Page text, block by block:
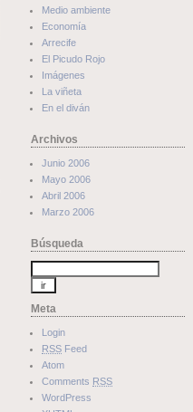
Medio ambiente
Economía
Arrecife
El Picudo Rojo
Imágenes
La viñeta
En el diván
Archivos
Junio 2006
Mayo 2006
Abril 2006
Marzo 2006
Búsqueda
Meta
Login
RSS Feed
Atom
Comments RSS
WordPress